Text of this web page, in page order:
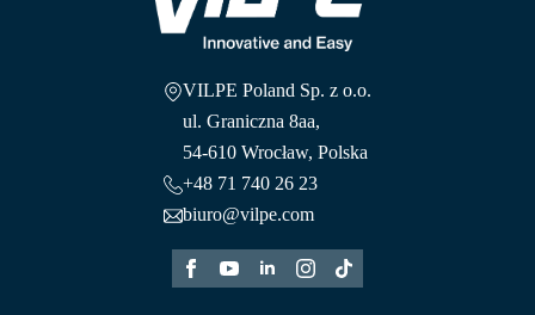
VILPE Poland Sp. z o.o.
ul. Graniczna 8aa,
54-610 Wrocław, Polska
+48 71 740 26 23
biuro@vilpe.com